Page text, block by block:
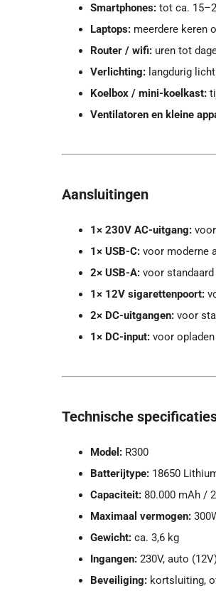
Smartphones: tot ca.
Laptops: meerdere keren
Router / wifi: uren tot
Verlichting: langdurig
Koelbox / mini-koelkast:
Ventilatoren en kleine
Aansluitingen
1× 230V AC-uitgang:
1× USB-C: voor moderne
2× USB-A: voor standaard
1× 12V sigarettenpoort:
2× DC-uitgangen: voor
1× DC-input: voor
Technische
Model: R300
Batterijtype: 18650
Capaciteit: 80.000 mAh /
Maximaal vermogen:
Gewicht: ca. 3,6 kg
Ingangen: 230V, auto
Beveiliging: kortsluiting,